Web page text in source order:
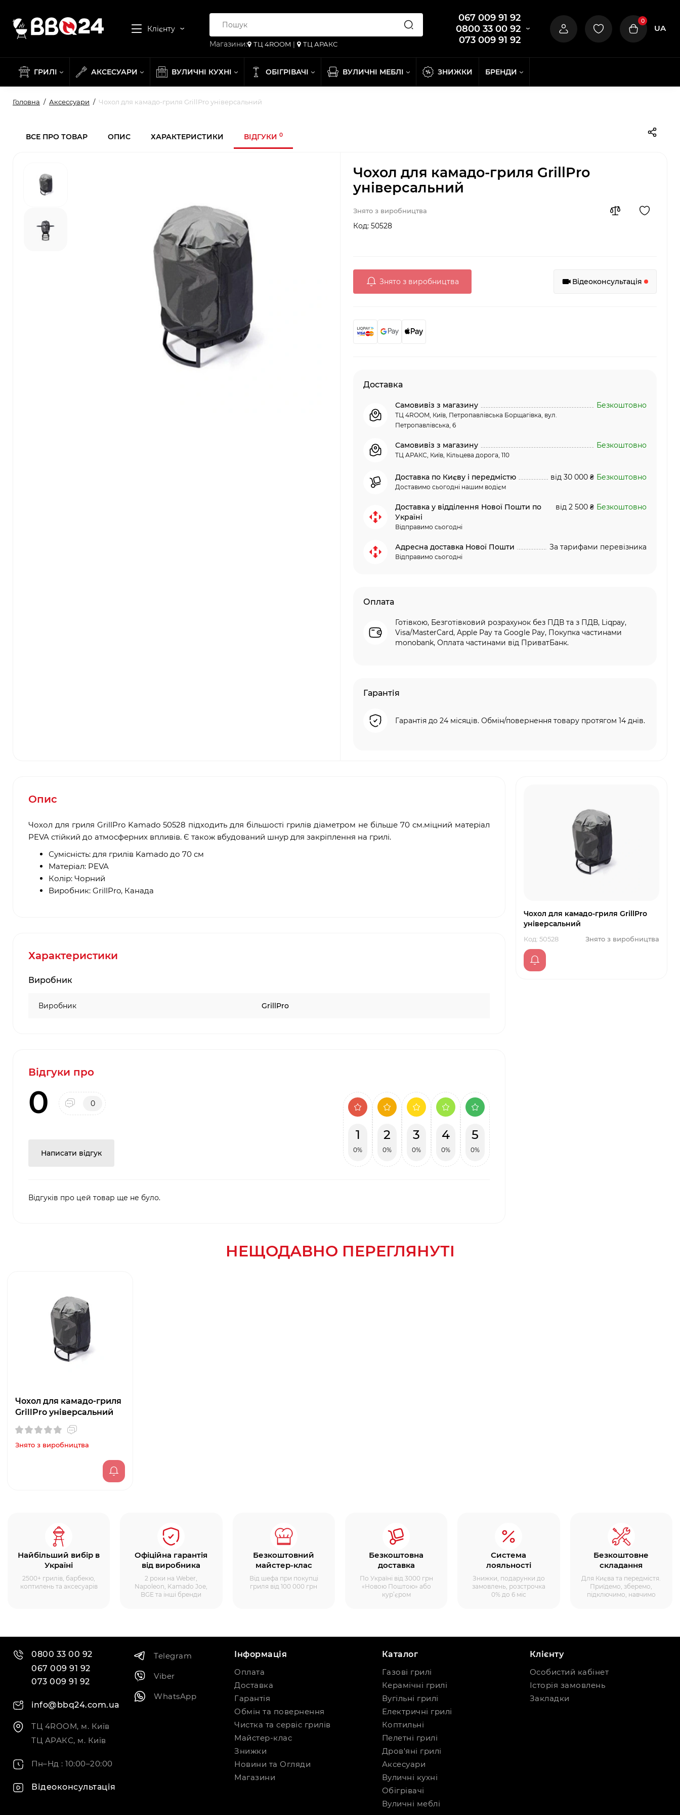
Клієнту
067 009 91 92
0800 33 00 92
073 009 91 92
Магазини: ТЦ 4ROOM | ТЦ АРАКС
0
UA
ГРИЛІ АКСЕСУАРИ ВУЛИЧНІ КУХНІ ОБІГРІВАЧІ ВУЛИЧНІ МЕБЛІ ЗНИЖКИ БРЕНДИ
Головна Аксессуари Чохол для камадо-гриля GrillPro універсальний
ВСЕ ПРО ТОВАР ОПИС ХАРАКТЕРИСТИКИ ВІДГУКИ 0
Чохол для камадо-гриля GrillPro
універсальний
Знято з виробництва
Код: 50528
Знято з виробництва Відеоконсультація
Доставка
Самовивіз з магазину
ТЦ 4ROOM, Київ, Петропавлівська Борщагівка, вул.
Петропавлівська, 6
Безкоштовно
Самовивіз з магазину
ТЦ АРАКС, Київ, Кільцева дорога, 110
Безкоштовно
Доставка по Києву і передмістю
Доставимо сьогодні нашим водієм
від 30 000 ₴ Безкоштовно
Доставка у відділення Нової Пошти по
Україні
Відправимо сьогодні
від 2 500 ₴ Безкоштовно
Адресна доставка Нової Пошти
Відправимо сьогодні
За тарифами перевізника
Оплата
Готівкою, Безготівковий розрахунок без ПДВ та з ПДВ, Liqpay,
Visa/MasterCard, Apple Pay та Google Pay, Покупка частинами
monobank, Оплата частинами від ПриватБанк.
Гарантія
Гарантія до 24 місяців. Обмін/повернення товару протягом 14 днів.
Опис
Чохол для гриля GrillPro Kamado 50528 підходить для більшості грилів діаметром не більше 70 см.міцний матеріал
PEVA стійкий до атмосферних впливів. Є також вбудований шнур для закріплення на грилі.
Сумісність: для грилів Kamado до 70 см
Матеріал: PEVA
Колір: Чорний
Виробник: GrillPro, Канада
Характеристики
Виробник
Виробник GrillPro
Відгуки про
0 0
Написати відгук
1
0%
2
0%
3
0%
4
0%
5
0%
Відгуків про цей товар ще не було.
Чохол для камадо-гриля GrillPro
універсальний
Код: 50528 Знято з виробництва
НЕЩОДАВНО ПЕРЕГЛЯНУТІ
Чохол для камадо-гриля
GrillPro універсальний
Знято з виробництва
Найбільший вибір в
Україні
2500+ грилів, барбекю,
коптилень та аксесуарів
Офіційна гарантія
від виробника
2 роки на Weber,
Napoleon, Kamado Joe,
BGE та інші бренди
Безкоштовний
майстер-клас
Від шефа при покупці
гриля від 100 000 грн
Безкоштовна
доставка
По Україні від 3000 грн
«Новою Поштою» або
кур’єром
Система
лояльності
Знижки, подарунки до
замовлень, розстрочка
0% до 6 міс
Безкоштовне
складання
Для Києва та передмістя.
Приїдемо, зберемо,
підключимо, навчимо
0800 33 00 92
067 009 91 92
073 009 91 92
info@bbq24.com.ua
ТЦ 4ROOM, м. Київ
ТЦ АРАКС, м. Київ
Пн–Нд : 10:00–20:00
Відеоконсультація
Telegram
Viber
WhatsApp
Інформація
Оплата
Доставка
Гарантія
Обмін та повернення
Чистка та сервіс грилів
Майстер-клас
Знижки
Новини та Огляди
Магазини
Каталог
Газові грилі
Керамічні грилі
Вугільні грилі
Електричні грилі
Коптильні
Пелетні грилі
Дров'яні грилі
Аксесуари
Вуличні кухні
Обігрівачі
Вуличні меблі
Клієнту
Особистий кабінет
Історія замовлень
Закладки